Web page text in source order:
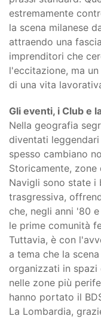
estremamente
la scena milanese
attraendo una
imprenditori che
l'eccitazione, ma
di una vita
Gli eventi, i Club e
Nella geografia
diventati
spesso cambiano
Storicamente, zone
Navigli sono state i
trasgressiva,
che, negli anni '80
le prime comunità
Tuttavia, è con
a tema che la
organizzati in
nelle zone più
hanno portato il
La Lombardia,